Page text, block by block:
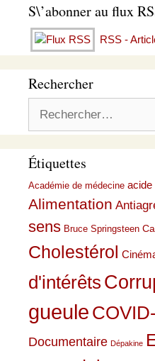
S\’abonner au flux
RSS -
Rechercher
Étiquettes
Académie de médecine acide
Alimentation
sens Bruce Springsteen
Cholestérol
d'intérêts
gueule
Documentaire Dépakine